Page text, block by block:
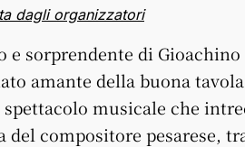
dagli organizzatori
sorprendente di
amante della buona
spettacolo musicale che
del compositore pesarese,